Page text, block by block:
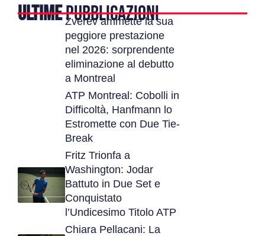
ULTIMEPUBBLICAZIONI
Zverev ammette la sua
peggiore prestazione
nel 2026: sorprendente
eliminazione al debutto
a Montreal
ATP Montreal: Cobolli in
Difficoltà, Hanfmann lo
Estromette con Due Tie-
Break
Fritz Trionfa a
Washington: Jodar
Battuto in Due Set e
Conquistato
l’Undicesimo Titolo ATP
Chiara Pellacani: La